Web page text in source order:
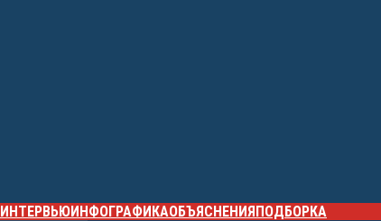
ИНТЕРВЬЮИНФОГРАФИКАОБЪЯСНЕНИЯПОДБОРКА